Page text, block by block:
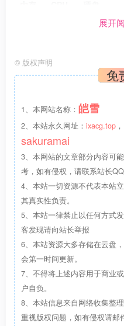
30GB SSD
展开
© 版权声明
免
1、本网站名称： 皑雪
2、本站永久网址： ixacg.top
sakuramai
3、本网站的文章部分内容可
考，如有侵权，请联系站长
4、本站一切资源不代表本站
其真实性负责。
5、本站一律禁止以任何方式
客发现请向站长举报
6、本站资源大多存储在云盘
会第一时间更新。
7、不得将上述内容用于商业
户自负。
8、本站信息来自网络收集整
重视版权问题，如有侵权请邮